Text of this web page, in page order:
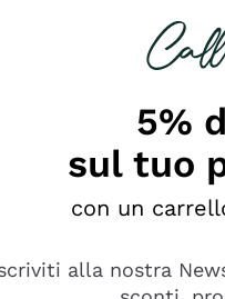
5%
sul tuo
con un
alla nostra